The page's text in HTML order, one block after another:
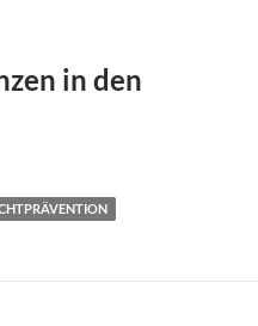
in den